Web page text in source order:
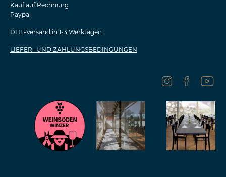
Kauf auf Rechnung
Paypal
DHL-Versand in 1-3 Werktagen
LIEFER- UND ZAHLUNGSBEDINGUNGEN